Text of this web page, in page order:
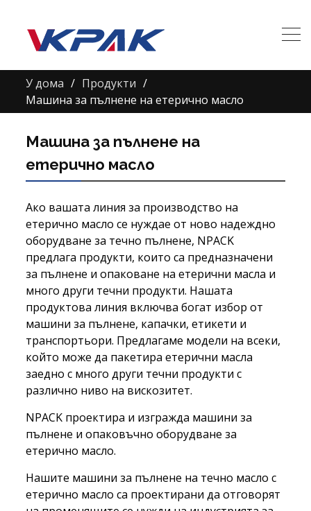
У дома
Продукти
Машина за пълнене на етерично масло
Машина за пълнене на
етерично масло
Ако вашата линия за производство на
етерично масло се нуждае от ново надеждно
оборудване за течно пълнене, NPACK
предлага продукти, които са предназначени
за пълнене и опаковане на етерични масла и
много други течни продукти. Нашата
продуктова линия включва богат избор от
машини за пълнене, капачки, етикети и
транспортьори. Предлагаме модели на всеки,
който може да пакетира етерични масла
заедно с много други течни продукти с
различно ниво на вискозитет.
NPACK проектира и изгражда машини за
пълнене и опаковъчно оборудване за
етерично масло.
Нашите машини за пълнене на течно масло с
етерично масло са проектирани да отговорят